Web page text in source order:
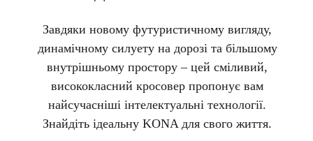
Завдяки новому футуристичному вигляду,
динамічному силуету на дорозі та більшому
внутрішньому простору – цей сміливий,
висококласний кросовер пропонує вам
найсучасніші інтелектуальні технології.
Знайдіть ідеальну KONA для свого життя.